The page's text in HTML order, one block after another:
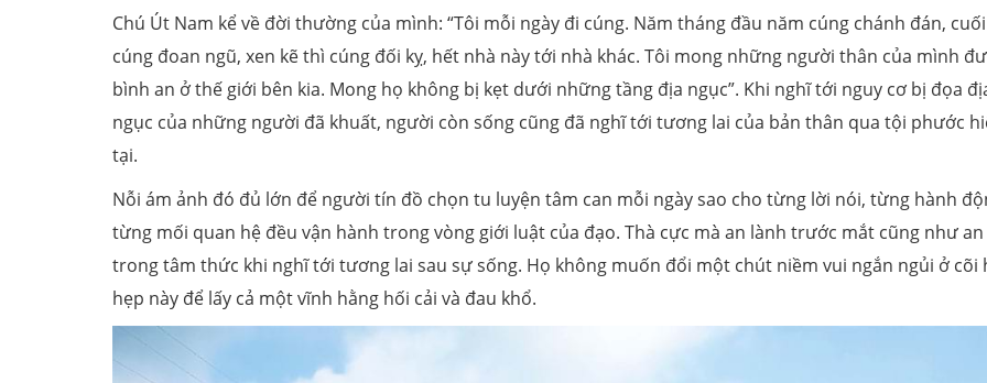
Chú Út Nam kể về đời thường của mình: “Tôi mỗi ngày đi cúng. Năm tháng đầu năm cúng chánh đán,
cúng đoan ngũ, xen kẽ thì cúng đối kỵ, hết nhà này tới nhà khác. Tôi mong những người thân của mình
bình an ở thế giới bên kia. Mong họ không bị kẹt dưới những tầng địa ngục”. Khi nghĩ tới nguy cơ bị đọa
ngục của những người đã khuất, người còn sống cũng đã nghĩ tới tương lai của bản thân qua tội phước
tại.
Nỗi ám ảnh đó đủ lớn để người tín đồ chọn tu luyện tâm can mỗi ngày sao cho từng lời nói, từng hành
từng mối quan hệ đều vận hành trong vòng giới luật của đạo. Thà cực mà an lành trước mắt cũng như
trong tâm thức khi nghĩ tới tương lai sau sự sống. Họ không muốn đổi một chút niềm vui ngắn ngủi ở cõi
hẹp này để lấy cả một vĩnh hằng hối cải và đau khổ.